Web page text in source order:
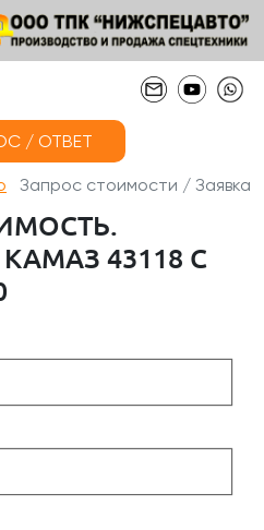
/ ОТВЕТ
Запрос стоимости / Заявка
43118 С